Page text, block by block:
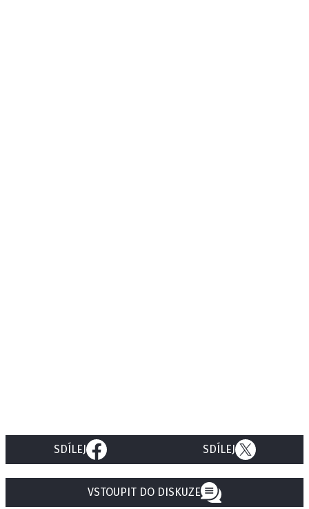
SDÍLEJ SDÍLEJ
VSTOUPIT DO DISKUZE